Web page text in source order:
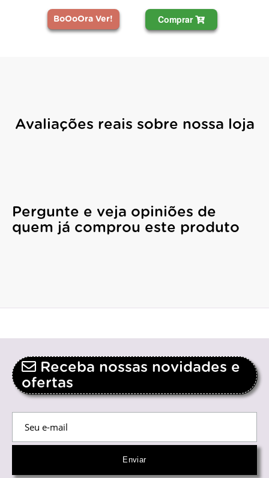
BoOoOra Ver! Comprar
Avaliações reais sobre nossa loja
Pergunte e veja opiniões de
quem já comprou este produto
Receba nossas novidades e
ofertas